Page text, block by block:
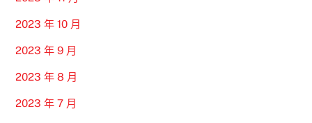
2023 年 10 月
2023 年 9 月
2023 年 8 月
2023 年 7 月